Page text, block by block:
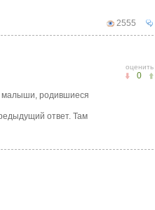
2555
оценить
0
малыши, родившиеся
ответ. Там